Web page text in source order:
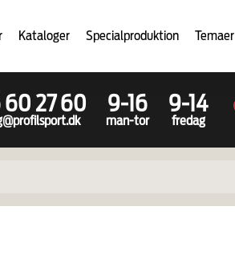
Kataloger Specialproduktion Temaer
27 60 9-16
man-tor
9-14
fredag